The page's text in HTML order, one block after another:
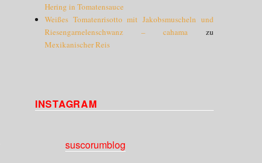
Hering in Tomatensauce
Weißes Tomatenrisotto mit Jakobsmuscheln und
Riesengarnelenschwanz – cahama zu
Mexikanischer Reis
INSTAGRAM
suscorumblog